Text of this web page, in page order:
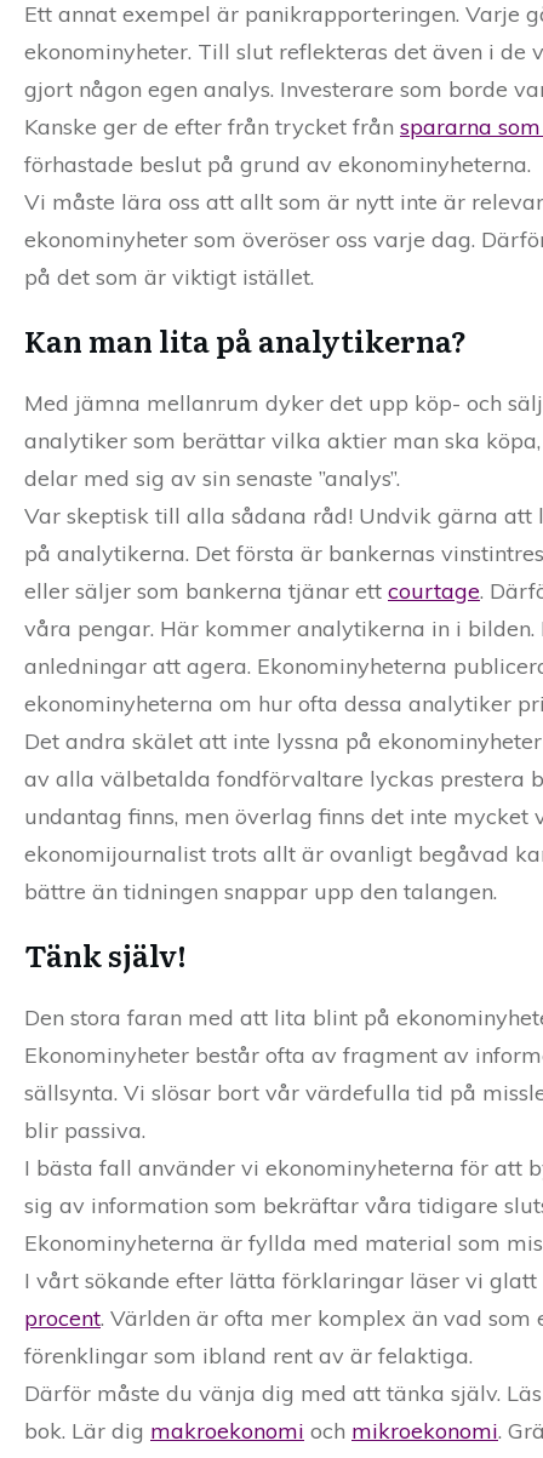
Ett annat exempel är panikrapporteringen. Varje
ekonominyheter. Till slut reflekteras det även i
gjort någon egen analys. Investerare som borde
Kanske ger de efter från trycket från spararna
förhastade beslut på grund av ekonominyheterna.
Vi måste lära oss att allt som är nytt inte är
ekonominyheter som överöser oss varje dag.
på det som är viktigt istället.
Kan man lita på analytikerna?
Med jämna mellanrum dyker det upp köp- och
analytiker som berättar vilka aktier man ska
delar med sig av sin senaste ”analys”.
Var skeptisk till alla sådana råd! Undvik gärna att
på analytikerna. Det första är bankernas
eller säljer som bankerna tjänar ett courtage.
våra pengar. Här kommer analytikerna in i
anledningar att agera. Ekonominyheterna
ekonominyheterna om hur ofta dessa analytiker
Det andra skälet att inte lyssna på
av alla välbetalda fondförvaltare lyckas prestera
undantag finns, men överlag finns det inte
ekonomijournalist trots allt är ovanligt begåvad
bättre än tidningen snappar upp den talangen.
Tänk själv!
Den stora faran med att lita blint på
Ekonominyheter består ofta av fragment av
sällsynta. Vi slösar bort vår värdefulla tid på
blir passiva.
I bästa fall använder vi ekonominyheterna för att
sig av information som bekräftar våra tidigare
Ekonominyheterna är fyllda med material som
I vårt sökande efter lätta förklaringar läser vi
procent. Världen är ofta mer komplex än vad
förenklingar som ibland rent av är felaktiga.
Därför måste du vänja dig med att tänka själv.
bok. Lär dig makroekonomi och mikroekonomi.